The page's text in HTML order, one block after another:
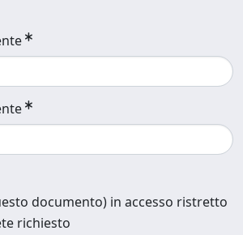
documento) in accesso ristretto
richiesto